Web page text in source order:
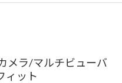
メラ/マルチビューバ
ィット